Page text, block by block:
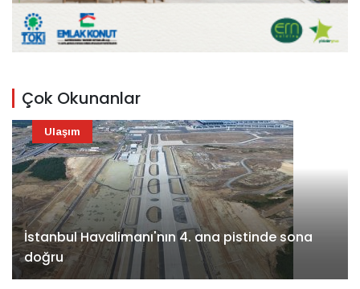
Çok Okunanlar
İstanbul Havalimanı'nın 4. ana pistinde sona
doğru
Ulaşım